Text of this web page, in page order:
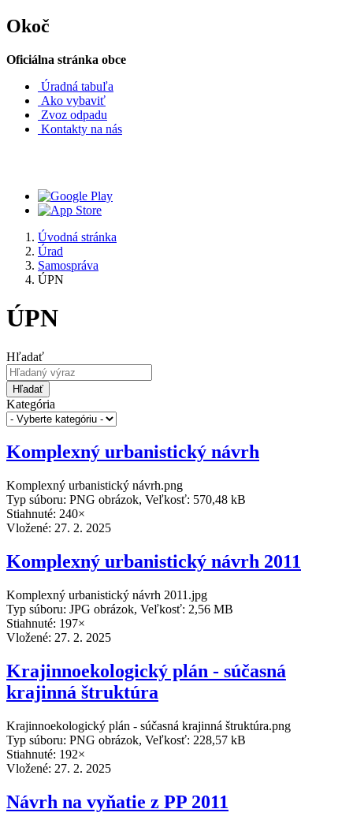
Okoč
Oficiálna stránka obce
Úradná tabuľa
Ako vybaviť
Zvoz odpadu
Kontakty na nás
Úvodná stránka
Úrad
Samospráva
ÚPN
ÚPN
Hľadať
Hľadať
Kategória
Komplexný urbanistický návrh
Komplexný urbanistický návrh.png
Typ súboru: PNG obrázok, Veľkosť: 570,48 kB
Stiahnuté: 240×
Vložené: 27. 2. 2025
Komplexný urbanistický návrh 2011
Komplexný urbanistický návrh 2011.jpg
Typ súboru: JPG obrázok, Veľkosť: 2,56 MB
Stiahnuté: 197×
Vložené: 27. 2. 2025
Krajinnoekologický plán - súčasná
krajinná štruktúra
Krajinnoekologický plán - súčasná krajinná štruktúra.png
Typ súboru: PNG obrázok, Veľkosť: 228,57 kB
Stiahnuté: 192×
Vložené: 27. 2. 2025
Návrh na vyňatie z PP 2011